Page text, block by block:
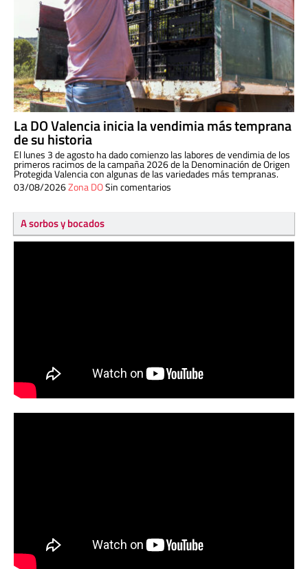
La DO Valencia inicia la vendimia más temprana
de su historia
El lunes 3 de agosto ha dado comienzo las labores de vendimia de los
primeros racimos de la campaña 2026 de la Denominación de Origen
Protegida Valencia con algunas de las variedades más tempranas.
03/08/2026Zona DOSin comentarios
A sorbos y bocados